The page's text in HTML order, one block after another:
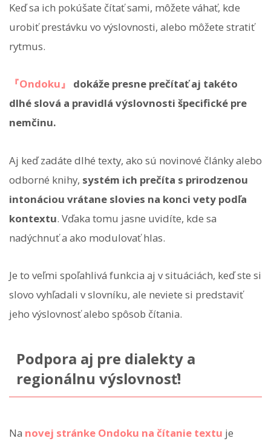
Keď sa ich pokúšate čítať sami, môžete váhať, kde
urobiť prestávku vo výslovnosti, alebo môžete stratiť
rytmus.
『Ondoku』
dokáže presne prečítať aj takéto
dlhé slová a pravidlá výslovnosti špecifické pre
nemčinu.
Aj keď zadáte dlhé texty, ako sú novinové články alebo
odborné knihy, systém ich prečíta s prirodzenou
intonáciou vrátane slovies na konci vety podľa
kontextu. Vďaka tomu jasne uvidíte, kde sa
nadýchnuť a ako modulovať hlas.
Je to veľmi spoľahlivá funkcia aj v situáciách, keď ste si
slovo vyhľadali v slovníku, ale neviete si predstaviť
jeho výslovnosť alebo spôsob čítania.
Podpora aj pre dialekty a
regionálnu výslovnosť!
Na novej stránke Ondoku na čítanie textu je